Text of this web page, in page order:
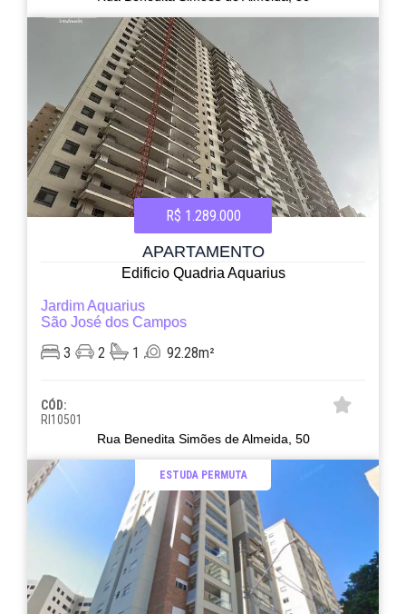
R$ 1.289.000
APARTAMENTO
Edificio Quadria Aquarius
Jardim Aquarius
São José dos Campos
3 2 1 92.28m²
CÓD:
RI10501
Rua Benedita Simões de Almeida, 50
ESTUDA PERMUTA